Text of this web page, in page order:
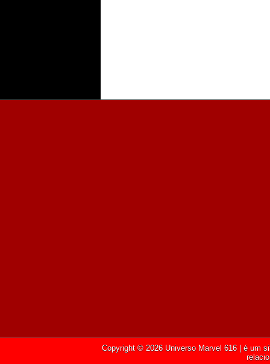
Copyright © 2026 Universo Marvel 616 | é um